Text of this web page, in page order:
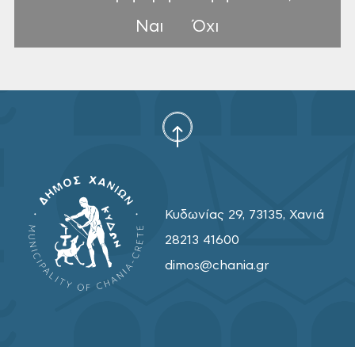
Ναι
Όχι
Κυδωνίας 29, 73135, Χανιά
28213 41600
dimos@chania.gr